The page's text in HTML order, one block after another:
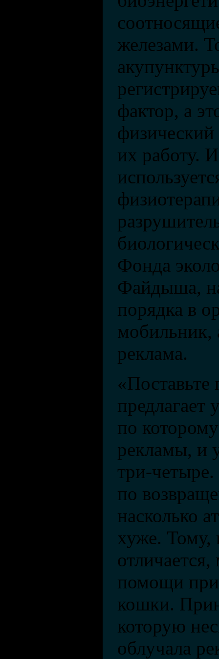
железами.
фактор, а
физический
их работу.
Фонда
Файдыша,
порядка в
мобильник,
реклама.
«Поставьте
по
рекламы, и
три-
по
насколько
хуже. Тому,
помощи
кошки.
которую
облучала